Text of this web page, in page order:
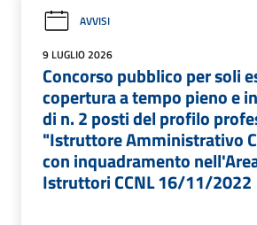
AVVISI
9 LUGLIO 2026
Concorso pubblico per soli
copertura a tempo pieno e
di n. 2 posti del profilo
"Istruttore Amministrativo
con inquadramento
Istruttori CCNL 16/11/2022